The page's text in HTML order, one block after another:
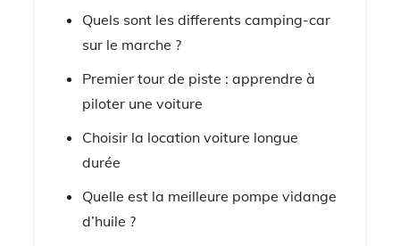
Quels sont les differents camping-car
sur le marche ?
Premier tour de piste : apprendre à
piloter une voiture
Choisir la location voiture longue
durée
Quelle est la meilleure pompe vidange
d’huile ?